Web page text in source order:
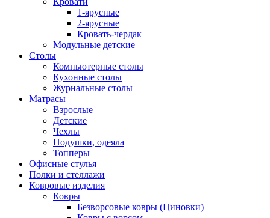
1-ярусные
2-ярусные
Кровать-чердак
Модульные детские
Столы
Компьютерные столы
Кухонные столы
Журнальные столы
Матрасы
Взрослые
Детские
Чехлы
Подушки, одеяла
Топперы
Офисные стулья
Полки и стеллажи
Ковровые изделия
Ковры
Безворсовые ковры (Циновки)